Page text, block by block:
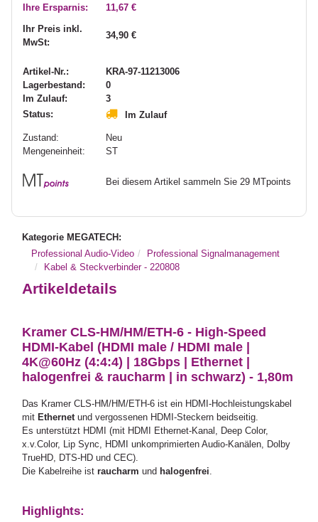
Ihre Ersparnis:
11,67 €
Ihr Preis inkl.
MwSt:
34,90 €
Artikel-Nr.:
KRA-97-11213006
Lagerbestand:
0
Im Zulauf:
3
Status:
Im Zulauf
Zustand:
Neu
Mengeneinheit:
ST
Bei diesem Artikel sammeln Sie 29 MTpoints
Kategorie MEGATECH:
Professional Audio-Video
Professional Signalmanagement
Kabel & Steckverbinder - 220808
Artikeldetails
Kramer CLS-HM/HM/ETH-6 - High-Speed
HDMI-Kabel (HDMI male / HDMI male |
4K@60Hz (4:4:4) | 18Gbps | Ethernet |
halogenfrei & raucharm | in schwarz) - 1,80m
Das Kramer CLS-HM/HM/ETH-6 ist ein HDMI-Hochleistungskabel
mitEthernet und vergossenen HDMI-Steckern beidseitig.
Es unterstützt HDMI (mit HDMI Ethernet-Kanal, Deep Color,
x.v.Color, Lip Sync, HDMI unkomprimierten Audio-Kanälen, Dolby
TrueHD, DTS-HD und CEC).
Die Kabelreihe istraucharm und halogenfrei
Highlights: